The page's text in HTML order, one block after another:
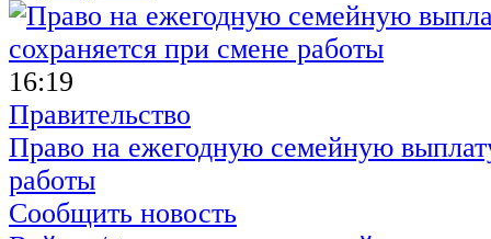
16:19
Правительство
Право на ежегодную семейную
работы
Сообщить новость